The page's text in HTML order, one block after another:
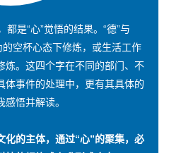
都是“心”觉悟的结果。“德”与
的空杯心态下修炼，或生活工作
炼。这四个字在不同的部门、不
体事件的处理中，更有其具体的
悟并解读。
化的主体，通过“心”的聚集，必